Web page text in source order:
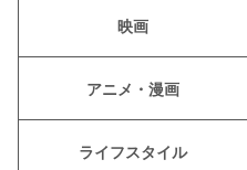
映画
アニメ・漫画
ライフスタイル